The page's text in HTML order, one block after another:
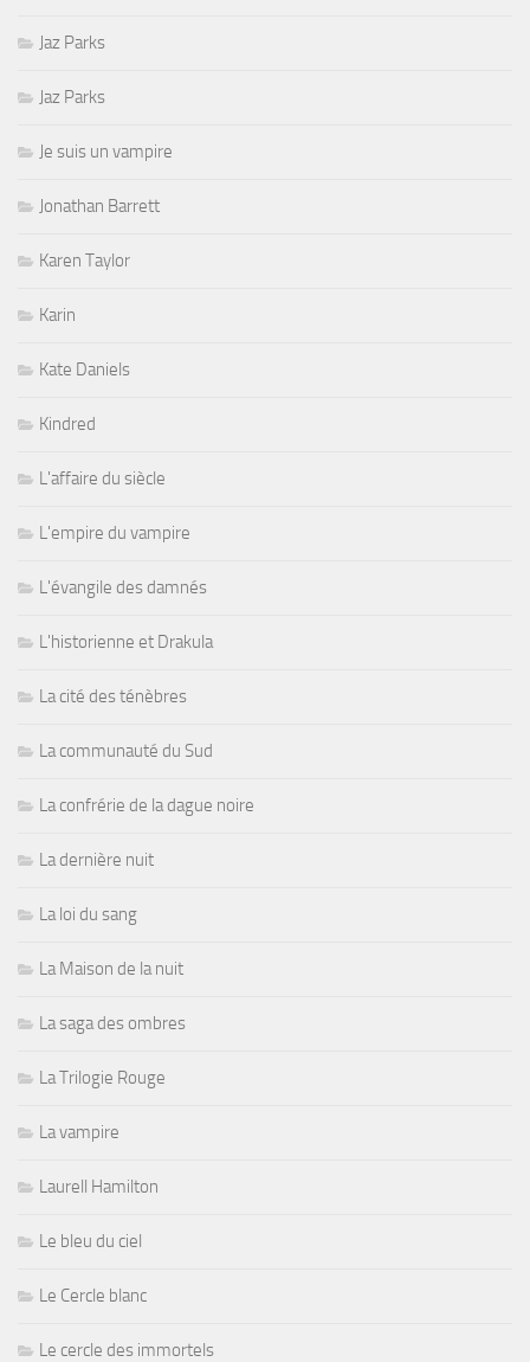
Jaz Parks
Jaz Parks
Je suis un vampire
Jonathan Barrett
Karen Taylor
Karin
Kate Daniels
Kindred
L'affaire du siècle
L'empire du vampire
L'évangile des damnés
L'historienne et Drakula
La cité des ténèbres
La communauté du Sud
La confrérie de la dague noire
La dernière nuit
La loi du sang
La Maison de la nuit
La saga des ombres
La Trilogie Rouge
La vampire
Laurell Hamilton
Le bleu du ciel
Le Cercle blanc
Le cercle des immortels